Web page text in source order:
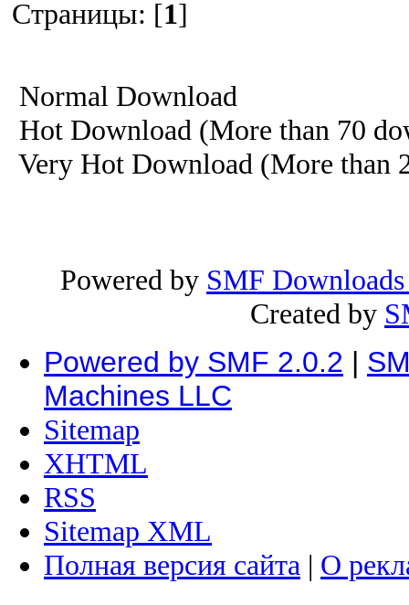
Страницы: [1]
Normal Download
Hot Download (More than 70
Very Hot Download (More than
Powered by SMF
Created by
Powered by SMF 2.0.2 |
Machines LLC
Sitemap
XHTML
RSS
Sitemap XML
Полная версия сайта | О